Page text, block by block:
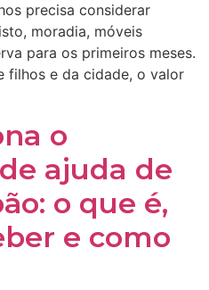
precisa considerar
moradia, móveis
para os primeiros meses.
filhos e da cidade, o valor
o
ajuda de
o que é,
e como